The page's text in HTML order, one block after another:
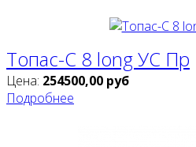
Топас-С 8 long УС Пр
Цена: 254500,00 руб
Подробнее